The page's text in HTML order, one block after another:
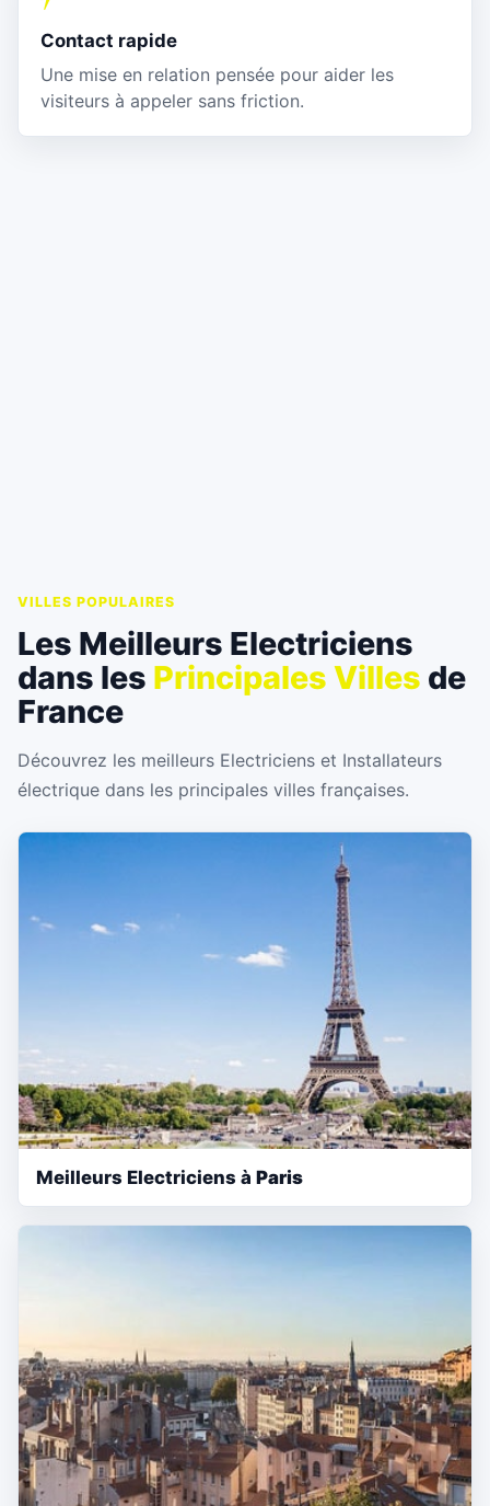
Contact rapide
Une mise en relation pensée pour aider les
visiteurs à appeler sans friction.
VILLES POPULAIRES
Les Meilleurs Electriciens
dans les Principales Villes de
France
Découvrez les meilleurs Electriciens et Installateurs
électrique dans les principales villes françaises.
Meilleurs Electriciens à Paris